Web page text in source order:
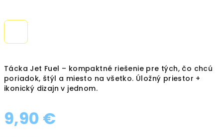
Tácka Jet Fuel – kompaktné riešenie pre tých, čo chcú
poriadok, štýl a miesto na všetko. Úložný priestor +
ikonický dizajn v jednom.
9,90 €